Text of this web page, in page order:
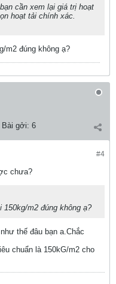
cần xem lại giá trị hoạt
hoạt tải chính xác.
m2 đúng không ạ?
Bài gởi: 6
#4
chưa?
m2 đúng không ạ?
thế đâu bạn a.Chắc
chuẩn là 150kG/m2 cho